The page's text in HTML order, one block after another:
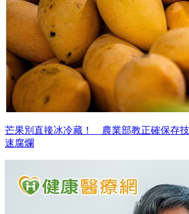
芒果別直接冰冷藏！ 農業部教正確保存
速腐爛